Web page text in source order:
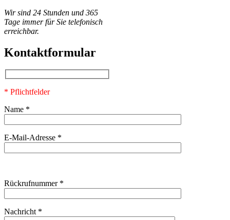
Wir sind 24 Stunden und 365
Tage immer für Sie telefonisch
erreichbar.
Kontaktformular
* Pflichtfelder
Name *
E-Mail-Adresse *
Rückrufnummer *
Bitte lasse dieses Feld leer.
Nachricht *